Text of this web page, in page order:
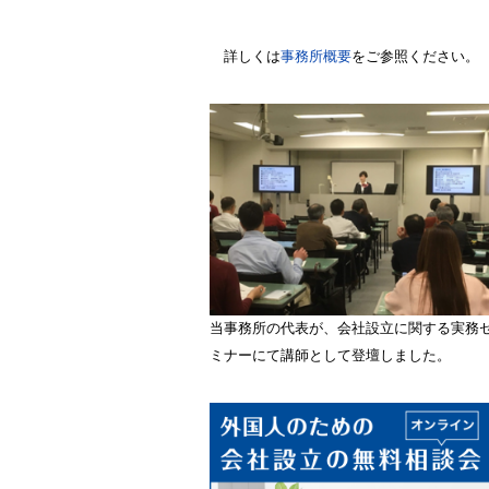
詳しくは事務所概要をご参照ください。
当事務所の代表が、会社設立に関する実務
ミナーにて講師として登壇しました。